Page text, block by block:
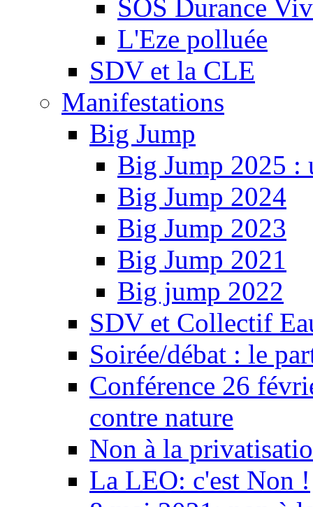
SOS Durance
L'Eze polluée
SDV et la CLE
Manifestations
Big Jump
Big Jump 2025 :
Big Jump 2024
Big Jump 2023
Big Jump 2021
Big jump 2022
SDV et Collectif
Soirée/débat : le
Conférence 26
contre nature
Non à la
La LEO: c'est Non !